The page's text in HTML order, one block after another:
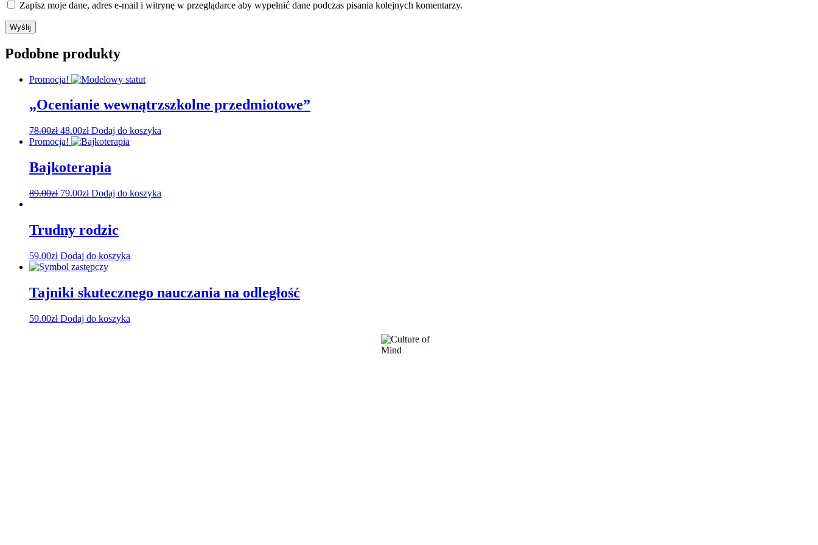
Zapisz moje dane, adres e-mail i witrynę w przeglądarce aby wypełnić dane podczas pisania kolejnych komentarzy.
Podobne produkty
Promocja!
„Ocenianie wewnątrzszkolne przedmiotowe”
78.00zł 48.00zł Dodaj do koszyka
Promocja!
Bajkoterapia
89.00zł 79.00zł Dodaj do koszyka
Trudny rodzic
59.00zł Dodaj do koszyka
Tajniki skutecznego nauczania na odległość
59.00zł Dodaj do koszyka